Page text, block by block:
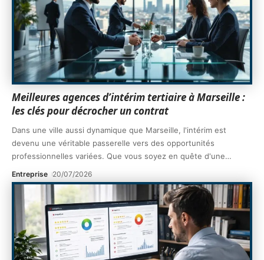
Meilleures agences d’intérim tertiaire à Marseille :
les clés pour décrocher un contrat
Dans une ville aussi dynamique que Marseille, l'intérim est
devenu une véritable passerelle vers des opportunités
professionnelles variées. Que vous soyez en quête d'une…
Entreprise 20/07/2026